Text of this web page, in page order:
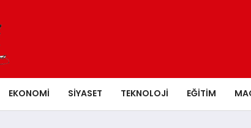
EKONOMI SIYASET TEKNOLOJI EĞITIM